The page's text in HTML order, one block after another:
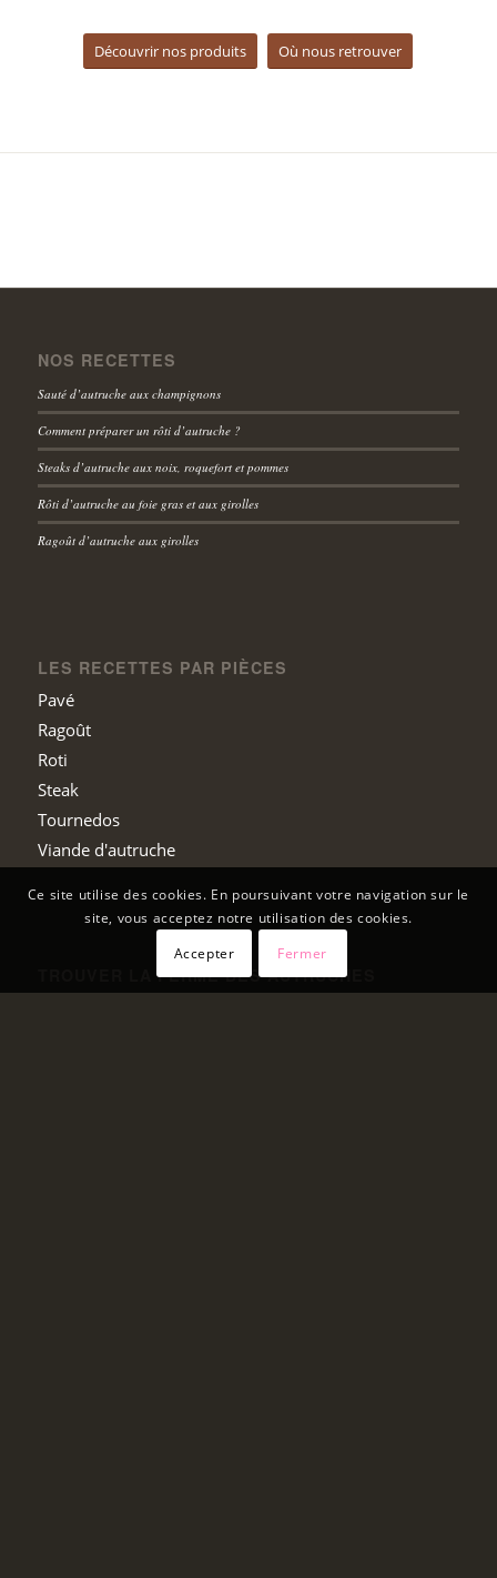
Découvrir nos produits Où nous retrouver
NOS RECETTES
Sauté d’autruche aux champignons
Comment préparer un rôti d’autruche ?
Steaks d’autruche aux noix, roquefort et pommes
Rôti d’autruche au foie gras et aux girolles
Ragoût d’autruche aux girolles
LES RECETTES PAR PIÈCES
Pavé
Ragoût
Roti
Steak
Tournedos
Viande d'autruche
TROUVER LA FERME DES AUTRUCHES
Ce site utilise des cookies. En poursuivant votre navigation sur le
site, vous acceptez notre utilisation des cookies.
Accepter
Fermer